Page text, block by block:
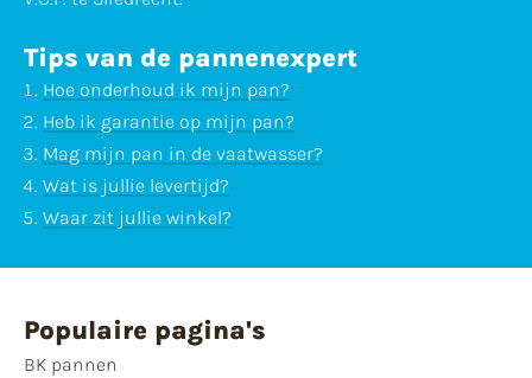
Tips van de pannenexpert
Hoe onderhoud ik mijn pan?
Heb ik garantie op mijn pan?
Mag mijn pan in de vaatwasser?
Wat is jullie levertijd?
Waar zit jullie winkel?
Populaire pagina's
BK pannen